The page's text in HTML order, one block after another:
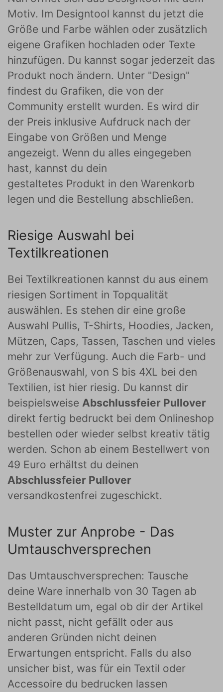
Motiv. Im Designtool kannst du jetzt die
Größe und Farbe wählen oder zusätzlich
eigene Grafiken hochladen oder Texte
hinzufügen. Du kannst sogar jederzeit das
Produkt noch ändern. Unter "Design"
findest du Grafiken, die von der
Community erstellt wurden. Es wird dir
der Preis inklusive Aufdruck nach der
Eingabe von Größen und Menge
angezeigt. Wenn du alles eingegeben
hast, kannst du dein
gestaltetes Produkt in den Warenkorb
legen und die Bestellung abschließen.
Riesige Auswahl bei
Textilkreationen
Bei Textilkreationen kannst du aus einem
riesigen Sortiment in Topqualität
auswählen. Es stehen dir eine große
Auswahl Pullis, T-Shirts, Hoodies, Jacken,
Mützen, Caps, Tassen, Taschen und vieles
mehr zur Verfügung. Auch die Farb- und
Größenauswahl, von S bis 4XL bei den
Textilien, ist hier riesig. Du kannst dir
beispielsweise Abschlussfeier Pullover
direkt fertig bedruckt bei dem Onlineshop
bestellen oder wieder selbst kreativ tätig
werden. Schon ab einem Bestellwert von
49 Euro erhältst du deinen
Abschlussfeier Pullover
versandkostenfrei zugeschickt.
Muster zur Anprobe - Das
Umtauschversprechen
Das Umtauschversprechen: Tausche
deine Ware innerhalb von 30 Tagen ab
Bestelldatum um, egal ob dir der Artikel
nicht passt, nicht gefällt oder aus
anderen Gründen nicht deinen
Erwartungen entspricht. Falls du also
unsicher bist, was für ein Textil oder
Accessoire du bedrucken lassen